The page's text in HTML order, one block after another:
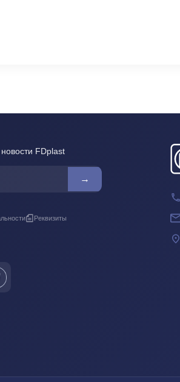
FDplast
→
Реквизиты